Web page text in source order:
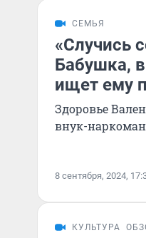
СЕМЬЯ
«Случись
Бабушка,
ищет ему
Здоровье
внук-
8 сентября, 2024,
КУЛЬТУРА